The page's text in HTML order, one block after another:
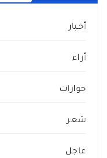
أخبار
أراء
حوارات
شعر
عاجل